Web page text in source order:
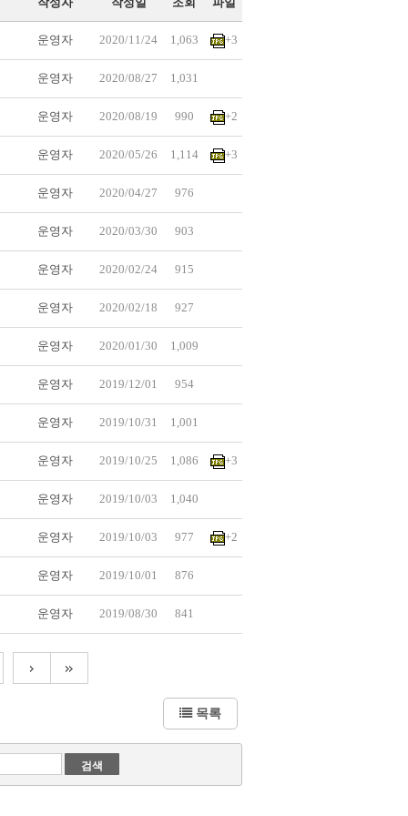
운영자 2020/11/24 1,063 +3
운영자 2020/08/27 1,031
운영자 2020/08/19 990 +2
운영자 2020/05/26 1,114 +3
운영자 2020/04/27 976
운영자 2020/03/30 903
운영자 2020/02/24 915
운영자 2020/02/18 927
운영자 2020/01/30 1,009
운영자 2019/12/01 954
운영자 2019/10/31 1,001
운영자 2019/10/25 1,086 +3
운영자 2019/10/03 1,040
운영자 2019/10/03 977 +2
운영자 2019/10/01 876
운영자 2019/08/30 841
목록